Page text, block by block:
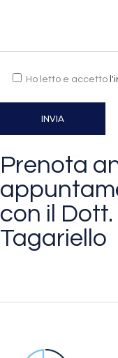
Ho letto e accetto
Prenota
con il
Tagariello